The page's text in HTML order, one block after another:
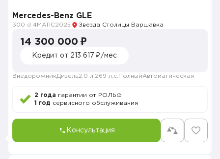
Mercedes-Benz GLE
300 d 4MATIC2025 Звезда Столицы Варшавка
14 300 000 ₽
Кредит от 213 617 ₽/мес
ВнедорожникДизель2.0 л. 269 л.с. ПолныйАвтоматическая
2 года гарантии от РОЛЬФ
1 год сервисного обслуживания
Консультация